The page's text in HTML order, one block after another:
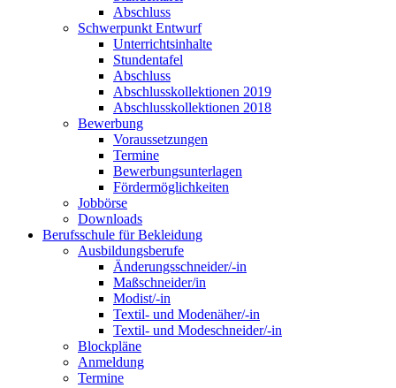
Abschluss
Schwerpunkt Entwurf
Unterrichtsinhalte
Stundentafel
Abschluss
Abschlusskollektionen 2019
Abschlusskollektionen 2018
Bewerbung
Voraussetzungen
Termine
Bewerbungsunterlagen
Fördermöglichkeiten
Jobbörse
Downloads
Berufsschule für Bekleidung
Ausbildungsberufe
Änderungsschneider/-in
Maßschneider/in
Modist/-in
Textil- und Modenäher/-in
Textil- und Modeschneider/-in
Blockpläne
Anmeldung
Termine